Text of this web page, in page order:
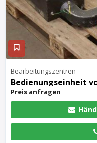
Bearbeitungszentren
Bedienungseinheit
Preis anfragen